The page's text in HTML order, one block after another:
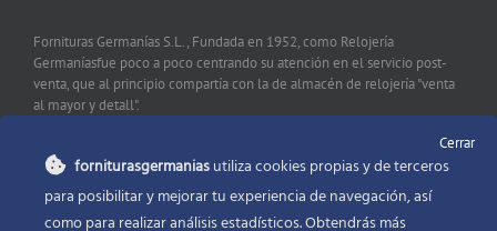
Fornituras Germanías S.L., Fundada en 1952, como Relojería
Germaníasfue poco a poco centrando su atención en el servicio post-
venta, que al principio compartía con la de almacén de relojería "venta
al mayor y detall".
CONTACTO
Cerrar
forniturasgermaniasutiliza cookies propias y de terceros
para posibilitar y mejorar tu experiencia de navegación, así
como para realizar análisis estadísticos. Obtendrás más